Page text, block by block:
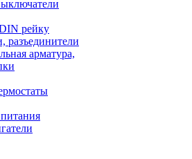
рейку
разъединители
арматура,